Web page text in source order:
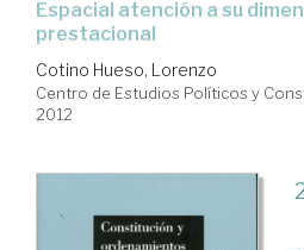
espacial atención a su dimensión social
prestacional
Cotino Hueso, Lorenzo
Centro de Estudios Políticos y
2012